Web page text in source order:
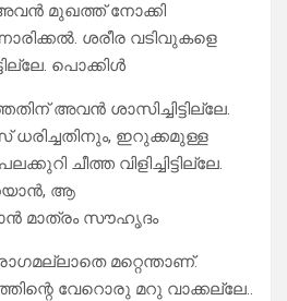
അവൻ മുഖത്ത് നോക്കി
ശരീര വടിവുകളെ
പൊക്കിൾ
അവൻ ശാസിച്ചിട്ടില്ലേ.
ധരിച്ചതിനും, ഇറുക്കമുള്ള
ചീത്ത വിളിച്ചിട്ടില്ലേ.
ആ
മാത്രം സൗഹൃദം
മറ്റെന്താണ്.
വേറൊരു മറു വാക്കല്ലേ..